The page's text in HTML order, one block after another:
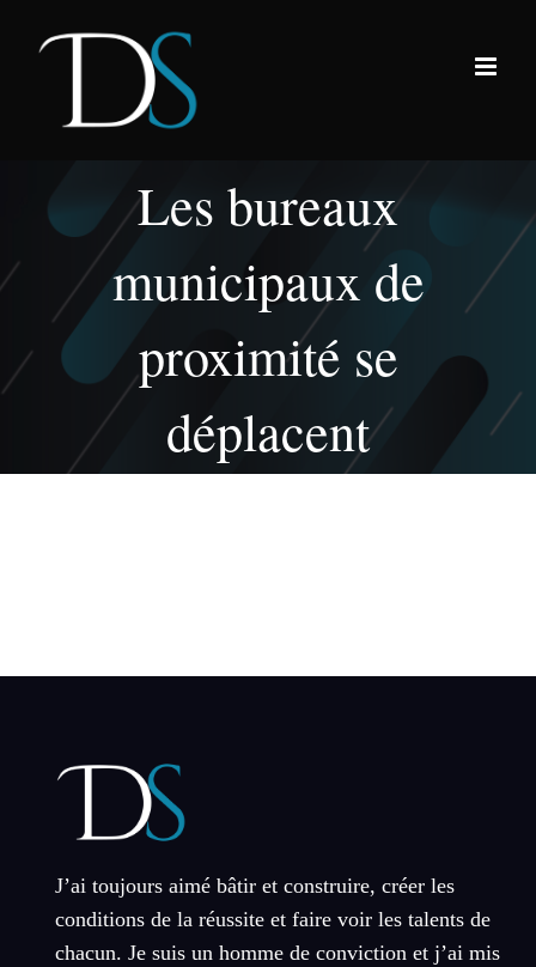
Les bureaux
municipaux de
proximité se
déplacent
J’ai toujours aimé bâtir et construire, créer les
conditions de la réussite et faire voir les talents de
chacun. Je suis un homme de conviction et j’ai mis